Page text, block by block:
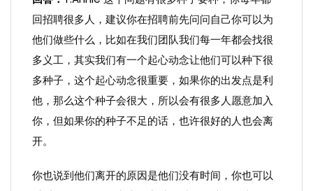
回招聘很多人，建议你在招聘前先问问自己你可以为
他们做些什么，比如在我们团队我们每一年都会找很
多义工，其实我们有一个起心动念让他们可以种下很
多种子，这个起心动念很重要，如果你的出发点是利
他，那么这个种子会很大，所以会有很多人愿意加入
你，但如果你的种子不足的话，也许很好的人也会离
开。
你也说到他们离开的原因是他们没有时间，你也可以